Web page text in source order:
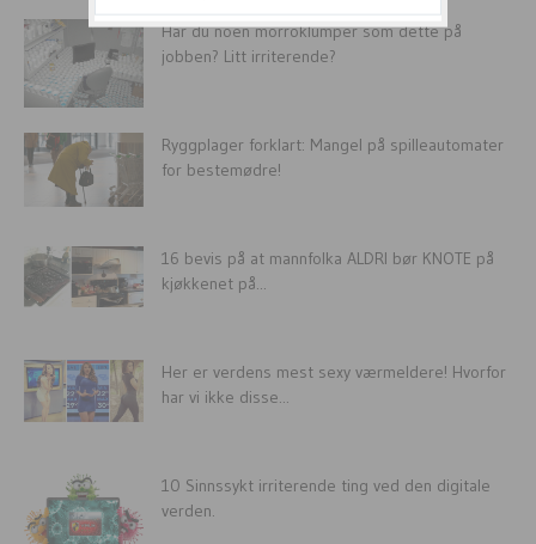
Har du noen morroklumper som dette på
jobben? Litt irriterende?
Ryggplager forklart: Mangel på spilleautomater
for bestemødre!
16 bevis på at mannfolka ALDRI bør KNOTE på
kjøkkenet på...
Her er verdens mest sexy værmeldere! Hvorfor
har vi ikke disse...
10 Sinnssykt irriterende ting ved den digitale
verden.